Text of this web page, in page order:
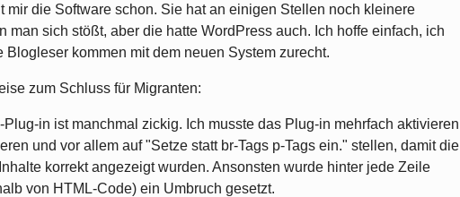
mir die Software schon. Sie hat an einigen Stellen noch kleinere
man sich stößt, aber die hatte WordPress auch. Ich hoffe einfach, ich
Blogleser kommen mit dem neuen System zurecht.
zum Schluss für Migranten:
Plug-in ist manchmal zickig. Ich musste das Plug-in mehrfach aktivieren
und vor allem auf "Setze statt br-Tags p-Tags ein." stellen, damit die
korrekt angezeigt wurden. Ansonsten wurde hinter jede Zeile
von HTML-Code) ein Umbruch gesetzt.